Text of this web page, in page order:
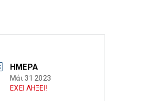
ΗΜΈΡΑ
Μάι 31 2023
ΕΧΕΙ ΛΗΞΕΙ!